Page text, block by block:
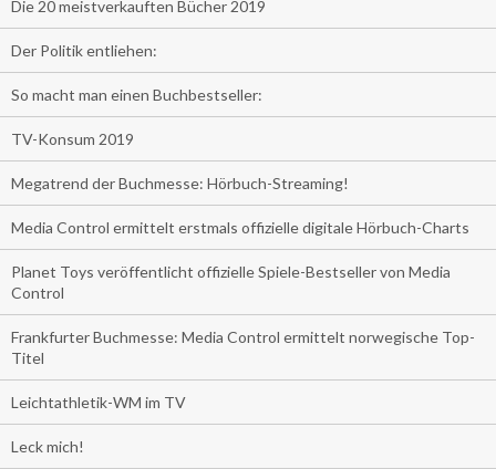
Die 20 meistverkauften Bücher 2019
Der Politik entliehen:
So macht man einen Buchbestseller:
TV-Konsum 2019
Megatrend der Buchmesse: Hörbuch-Streaming!
Media Control ermittelt erstmals offizielle digitale Hörbuch-Charts
Planet Toys veröffentlicht offizielle Spiele-Bestseller von Media
Control
Frankfurter Buchmesse: Media Control ermittelt norwegische Top-
Titel
Leichtathletik-WM im TV
Leck mich!